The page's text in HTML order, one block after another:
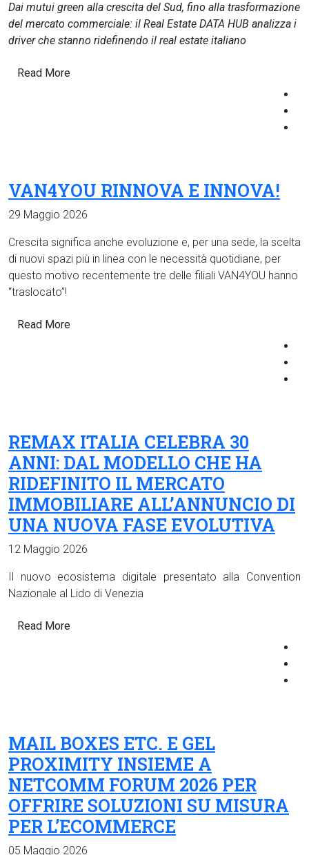
Dai mutui green alla crescita del Sud, fino alla trasformazione
del mercato commerciale: il Real Estate DATA HUB analizza i
driver che stanno ridefinendo il real estate italiano
Read More
VAN4YOU RINNOVA E INNOVA!
29 Maggio 2026
Crescita significa anche evoluzione e, per una sede, la scelta
di nuovi spazi più in linea con le necessità quotidiane, per
questo motivo recentemente tre delle filiali VAN4YOU hanno
“traslocato”!
Read More
REMAX ITALIA CELEBRA 30
ANNI: DAL MODELLO CHE HA
RIDEFINITO IL MERCATO
IMMOBILIARE ALL’ANNUNCIO DI
UNA NUOVA FASE EVOLUTIVA
12 Maggio 2026
Il nuovo ecosistema digitale presentato alla Convention
Nazionale al Lido di Venezia
Read More
MAIL BOXES ETC. E GEL
PROXIMITY INSIEME A
NETCOMM FORUM 2026 PER
OFFRIRE SOLUZIONI SU MISURA
PER L’ECOMMERCE
05 Maggio 2026